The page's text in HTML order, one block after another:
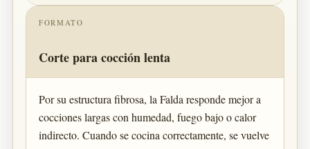
FORMATO
Corte para cocción lenta
Por su estructura fibrosa, la Falda responde mejor a
cocciones largas con humedad, fuego bajo o calor
indirecto. Cuando se cocina correctamente, se vuelve